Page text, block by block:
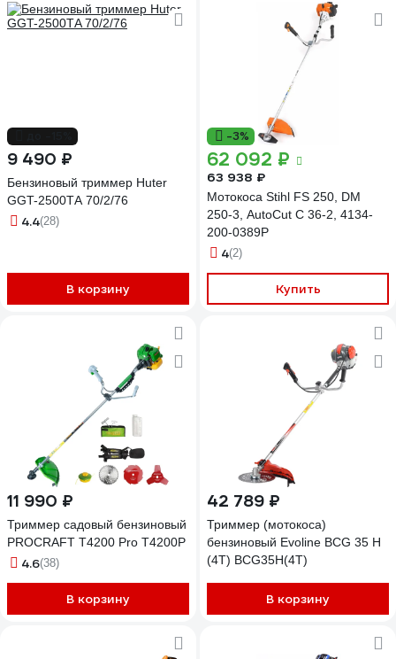
9 490 ₽
Бензиновый триммер Huter
GGT-2500ТA 70/2/76
4.4(28)
В корзину
-3%
62 092 ₽
63 938 ₽
Мотокоса Stihl FS 250, DM
250-3, AutoCut C 36-2, 4134-
200-0389P
4(2)
Купить
11 990 ₽
Триммер садовый бензиновый
PROCRAFT T4200 Pro T4200P
4.6(38)
В корзину
42 789 ₽
Триммер (мотокоса)
бензиновый Evoline BCG 35 H
(4T) BCG35H(4T)
В корзину